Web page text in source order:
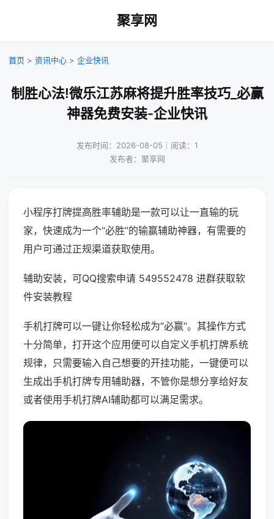
聚享网
首页 > 资讯中心 > 企业快讯
制胜心法!微乐江苏麻将提升胜率技巧_必赢
神器免费安装-企业快讯
发布时间：2026-08-05｜阅读：1
发布者：聚享网
小程序打牌提高胜率辅助是一款可以让一直输的玩
家，快速成为一个“必胜”的输赢辅助神器，有需要的
用户可通过正规渠道获取使用。
辅助安装，可QQ搜索申请 549552478 进群获取软
件安装教程
手机打牌可以一键让你轻松成为“必赢”。其操作方式
十分简单，打开这个应用便可以自定义手机打牌系统
规律，只需要输入自己想要的开挂功能，一键便可以
生成出手机打牌专用辅助器，不管你是想分享给好友
或者使用手机打牌AI辅助都可以满足需求。